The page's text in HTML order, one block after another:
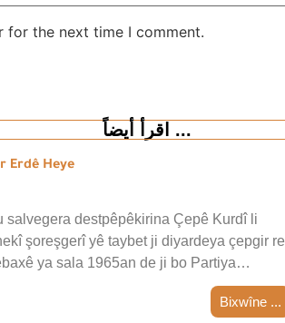
for the next time I comment.
اقرأ أيضاً ...
Erdê Heye
salvegera destpêpêkirina Çepê Kurdî li
şoreşgerî yê taybet ji diyardeya çepgir re
ya sala 1965an de ji bo Partiya…
Bixwîne ...